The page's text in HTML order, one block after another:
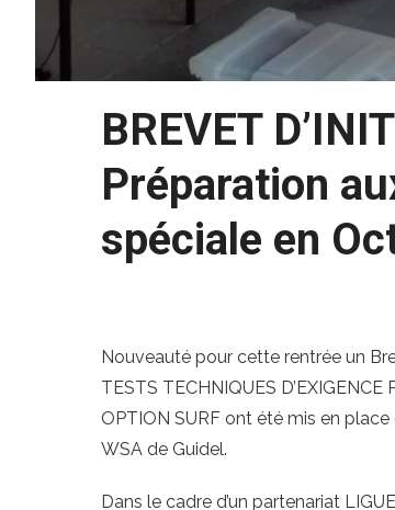
BREVET
Préparation
spéciale en
Nouveauté pour cette rentrée un
TESTS TECHNIQUES D’EXIGENCE
OPTION SURF ont été mis en
WSA de Guidel.
Dans le cadre d’un partenariat